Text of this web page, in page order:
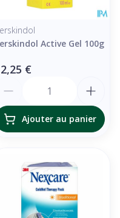
Active Gel 100g
€
Ajouter au panier